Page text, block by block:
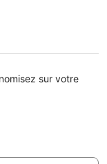
sur votre